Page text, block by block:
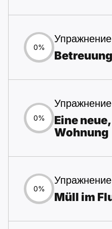
0%
0%
Eine
Wohnung
0%
Müll im